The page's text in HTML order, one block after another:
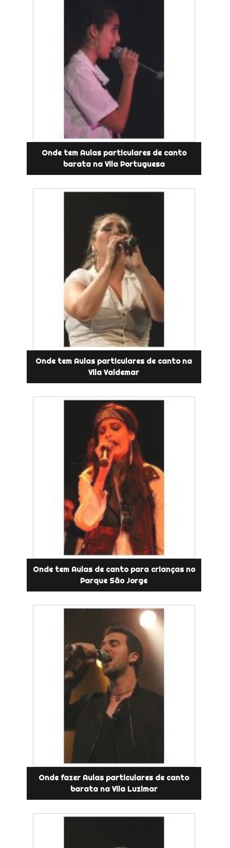
Onde tem Aulas particulares de canto
barata na Vila Portuguesa
Onde tem Aulas particulares de canto na
Vila Valdemar
Onde tem Aulas de canto para crianças no
Parque São Jorge
Onde fazer Aulas particulares de canto
barata na Vila Luzimar